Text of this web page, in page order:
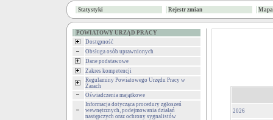
Statystyki Rejestr zmian
POWIATOWY URZĄD PRACY
Dostępność
Obsługa osób uprawnionych
Dane podstawowe
Zakres kompetencji
Regulaminy Powiatowego Urzędu Pracy w
Żarach
Oświadczenia majątkowe
Informacja dotycząca procedury zgłoszeń
wewnętrznych, podejmowania działań
następczych oraz ochrony sygnalistów
2026